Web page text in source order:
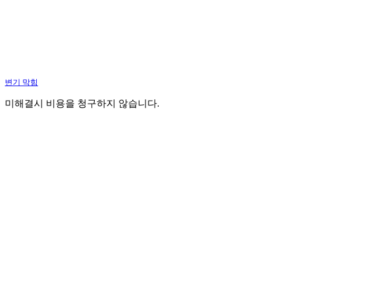
변기 막힘
미해결시 비용을 청구하지 않습니다.